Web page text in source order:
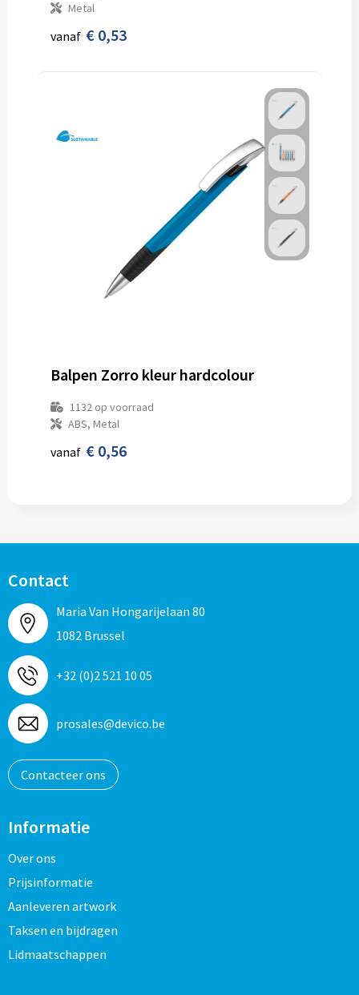
Metal
vanaf € 0,53
Balpen Zorro kleur hardcolour
1132op voorraad
ABS, Metal
vanaf € 0,56
Contact
Maria Van Hongarijelaan 80
1082 Brussel
+32 (0)2 521 10 05
prosales@devico.be
Contacteer ons
Informatie
Over ons
Prijsinformatie
Aanleveren artwork
Taksen en bijdragen
Lidmaatschappen